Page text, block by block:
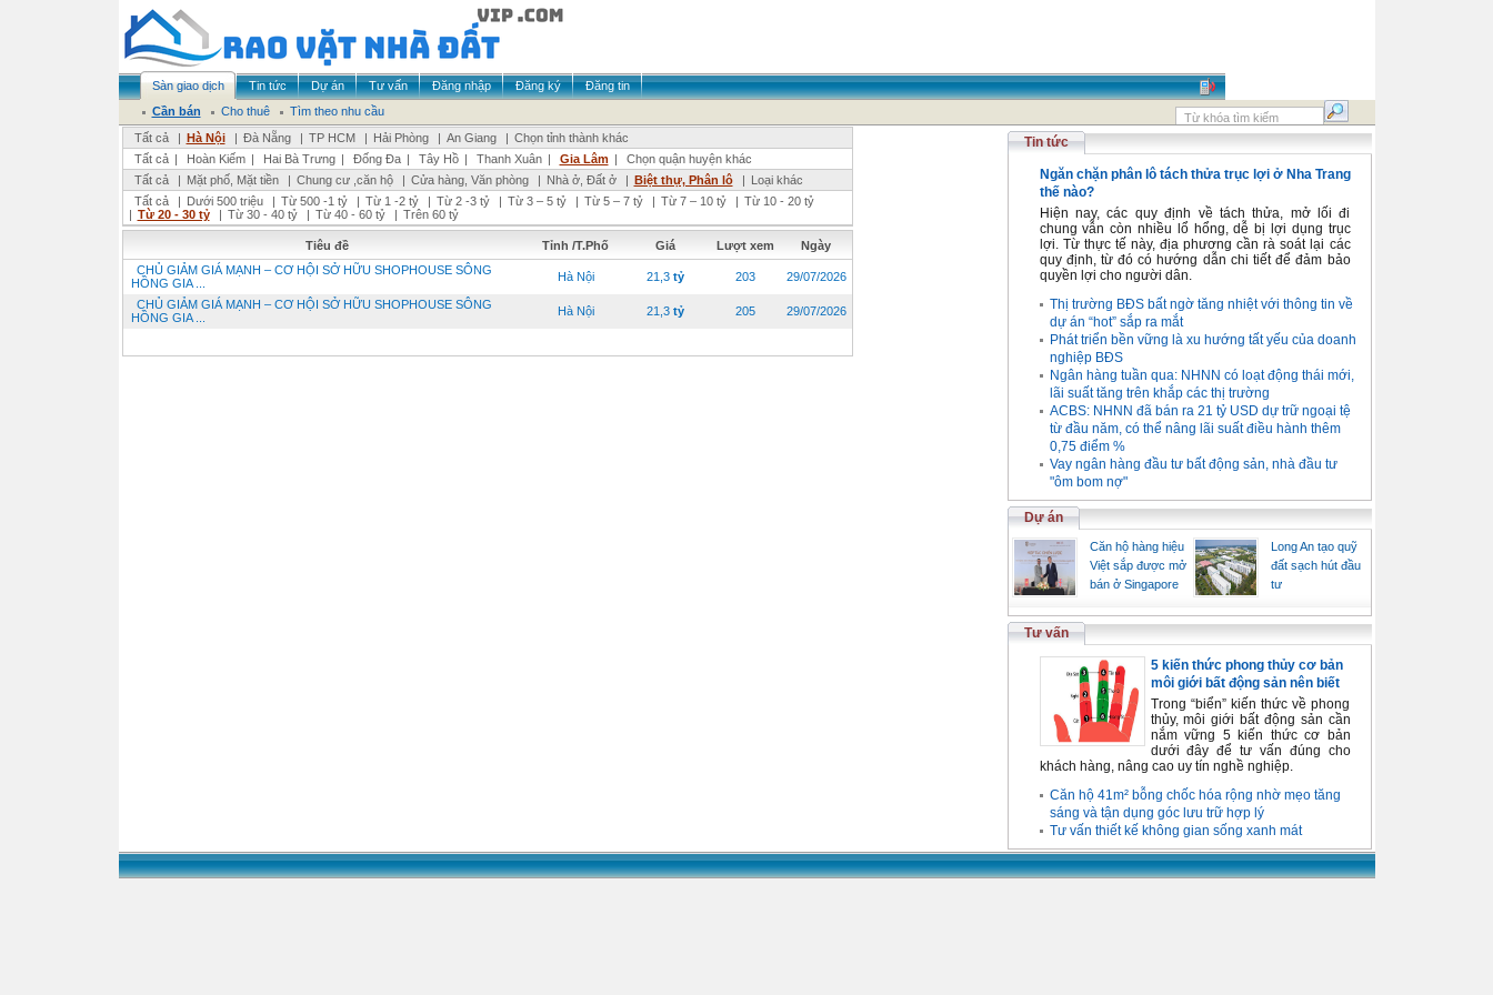
Sàn giao dịch Tin tức Dự án Tư vấn Đăng nhập Đăng ký
Đăng tin
Cần bán
Cho thuê
Tìm theo nhu cầu
Tất cả
| Hà Nội | Đà Nẵng | TP HCM | Hải Phòng | An Giang | Chọn tỉnh thành khác
Tất cả | Hoàn Kiếm | Hai Bà Trưng | Đống Đa | Tây Hồ | Thanh Xuân | Gia Lâm |
Chọn quận huyện khác
Tất cả
| Mặt phố, Mặt tiền | Chung cư ,căn hộ | Cửa hàng, Văn phòng | Nhà ở, Đất ở | Biệt thự, Phân lô | Loại khác
Tất cả
| Dưới 500 triệu | Từ 500 -1 tỷ | Từ 1 -2 tỷ | Từ 2 -3 tỷ | Từ 3 – 5 tỷ | Từ 5 – 7 tỷ | Từ 7 – 10 tỷ | Từ 10 - 20 tỷ
| Từ 20 - 30 tỷ | Từ 30 - 40 tỷ | Từ 40 - 60 tỷ | Trên 60 tỷ
Tiêu đề Tỉnh /T.Phố Giá Lượt xem
Ngày
CHỦ GIẢM GIÁ MẠNH – CƠ HỘI SỞ HỮU SHOPHOUSE SÔNG
HỒNG GIA ...
Hà Nội 21,3 tỷ 203 29/07/2026
CHỦ GIẢM GIÁ MẠNH – CƠ HỘI SỞ HỮU SHOPHOUSE SÔNG
HỒNG GIA ...
Hà Nội 21,3 tỷ 205 29/07/2026
Tin tức
Ngăn chặn phân lô tách thửa trục lợi ở Nha Trang
thế nào?
Hiện nay, các quy định về tách thửa, mở lối đi
chung vẫn còn nhiều lổ hổng, dễ bị lợi dụng trục
lợi. Từ thực tế này, địa phương cần rà soát lại các
quy định, từ đó có hướng dẫn chi tiết để đảm bảo
quyền lợi cho người dân.
Thị trường BĐS bất ngờ tăng nhiệt với thông tin về
dự án “hot” sắp ra mắt
Phát triển bền vững là xu hướng tất yếu của doanh
nghiệp BĐS
Ngân hàng tuần qua: NHNN có loạt động thái mới,
lãi suất tăng trên khắp các thị trường
ACBS: NHNN đã bán ra 21 tỷ USD dự trữ ngoại tệ
từ đầu năm, có thể nâng lãi suất điều hành thêm
0,75 điểm %
Vay ngân hàng đầu tư bất động sản, nhà đầu tư
"ôm bom nợ"
Dự án
Căn hộ hàng hiệu
Việt sắp được mở
bán ở Singapore
Long An tạo quỹ
đất sạch hút đầu
tư
Tư vấn
5 kiến thức phong thủy cơ bản
môi giới bất động sản nên biết
Trong “biển” kiến thức về phong
thủy, môi giới bất động sản cần
nắm vững 5 kiến thức cơ bản
dưới đây để tư vấn đúng cho
khách hàng, nâng cao uy tín nghề nghiệp.
Căn hộ 41m² bỗng chốc hóa rộng nhờ mẹo tăng
sáng và tận dụng góc lưu trữ hợp lý
Tư vấn thiết kế không gian sống xanh mát